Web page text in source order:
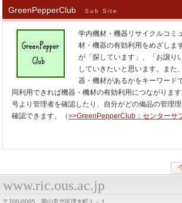
GreenPepperClub Sub Site
学内機材・機器リサイクルコミ
材・機器の有効利用をめざしま
が「探しています」、「お譲り
していきたいと思います。また
器・機材があるかをキーワード
同利用できれば機器・機材の有効利用につながりま
号より管理者を確認したり、自分がどの備品の管理
確認できます。（=>GreenPepperClub：センターサ
www.ric.ous.ac.jp
〒700-0005 岡山市北区理大町１－１